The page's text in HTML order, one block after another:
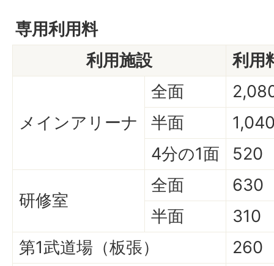
専用利用料
利用施設
利用
メインアリーナ
全面
半面
4分の1面
520
研修室
全面
630
半面
310
第1武道場（板張）
260